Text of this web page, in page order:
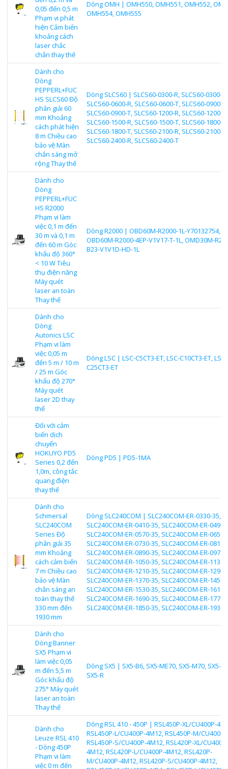
0,05 đến 0,5 m
Phạm vi phát
hiện Cảm biến
khoảng cách
laser chắc
chắn thay thế
Dòng OMH | OMH550, OMH551, OMH552,
OMH554, OMH555
Dành cho
Dòng
PEPPERL+FUC
HS SLCS60 Độ
phân giải 60
mm Khoảng
cách phát hiện
8 m Chiều cao
bảo vệ Màn
chắn sáng mở
rộng Thay thế
Dòng SLCS60 | SLCS60-0300-R, SLCS60-0300-T,
SLCS60-0600-R, SLCS60-0600-T, SLCS60-0900-R,
SLCS60-0900-T, SLCS60-1200-R, SLCS60-1200-T,
SLCS60-1500-R, SLCS60-1500-T, SLCS60-1800-R,
SLCS60-1800-T, SLCS60-2100-R, SLCS60-2100-T,
SLCS60-2400-R, SLCS60-2400-T
Dành cho
Dòng
PEPPERL+FUC
HS R2000
Phạm vi làm
việc 0,1 m đến
30 m và 0,1 m
đến 60 m Góc
khẩu độ 360°
< 10 W Tiêu
thụ điện năng
Máy quét
laser an toàn
Thay thế
Dòng R2000 | OBD60M-R2000-1L-Y70132754,
OBD60M-R2000-4EP-V1V17-T-1L, OMD30M-
B23-V1V1D-HD-1L
Dành cho
Dòng
Autonics LSC
Phạm vi làm
việc 0,05 m
đến 5 m / 10 m
/ 25 m Góc
khẩu độ 270°
Máy quét
laser 2D thay
thế
Dòng LSC | LSC-C5CT3-ET, LSC-C10CT3-ET, LSC-
C25CT3-ET
Đối với cảm
biến dịch
chuyển
HOKUYO PD5
Series 0,2 đến
1,0m, công tắc
quang điện
thay thế
Dòng PD5 | PD5-1MA
Dành cho
Schmersal
SLC240COM
Series Độ
phân giải 35
mm Khoảng
cách cảm biến
7 m Chiều cao
bảo vệ Màn
chắn sáng an
toàn thay thế
330 mm đến
1930 mm
Dòng SLC240COM | SLC240COM-ER-0330-35,
SLC240COM-ER-0410-35, SLC240COM-ER-0490-
SLC240COM-ER-0570-35, SLC240COM-ER-0650-
SLC240COM-ER-0730-35, SLC240COM-ER-0810-
SLC240COM-ER-0890-35, SLC240COM-ER-0970-
SLC240COM-ER-1050-35, SLC240COM-ER-1130-
SLC240COM-ER-1210-35, SLC240COM-ER-1290-
SLC240COM-ER-1370-35, SLC240COM-ER-1450-
SLC240COM-ER-1530-35, SLC240COM-ER-1610-
SLC240COM-ER-1690-35, SLC240COM-ER-1770-
SLC240COM-ER-1850-35, SLC240COM-ER-1930-
Dành cho
Dòng Banner
SX5 Phạm vi
làm việc 0,05
m đến 5,5 m
Góc khẩu độ
275° Máy quét
laser an toàn
Thay thế
Dòng SX5 | SX5-B6, SX5-ME70, SX5-M70, SX5-
SX5-R
Dành cho
Leuze RSL 410
- Dòng 450P
Phạm vi làm
việc 0 m đến
Dòng RSL 410 - 450P | RSL450P-XL/CU400P-
RSL450P-L/CU400P-4M12, RSL450P-M/
RSL450P-S/CU400P-4M12, RSL420P-XL/CU400P-
4M12, RSL420P-L/CU400P-4M12, RSL420P-
M/CU400P-4M12, RSL420P-S/CU400P-4M12,